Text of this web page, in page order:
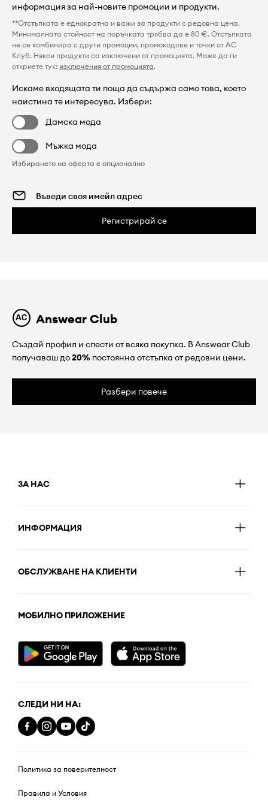
информация за най-новите промоции и продукти.
**Отстъпката е еднократна и важи за продукти с редовна цена.
Минималната стойност на поръчката трябва да е 80 €. Отстъпката
не се комбинира с други промоции, промокодове и точки от AC
Клуб. Някои продукти са изключени от промоцията. Може да ги
откриете тук: изключения от промоцията.
Искаме входящата ти поща да съдържа само това, което
наистина те интересува. Избери:
Дамска мода
Мъжка мода
Избирането на оферта е опционално
Регистрирай се
Answear Club
Създай профил и спести от всяка покупка. В Answear Club
получаваш до20% постоянна отстъпка от редовни цени.
Разбери повече
ЗА НАС
ИНФОРМАЦИЯ
ОБСЛУЖВАНЕ НА КЛИЕНТИ
МОБИЛНО ПРИЛОЖЕНИЕ
СЛЕДИ НИ НА:
Политика за поверителност
Правила и Условия